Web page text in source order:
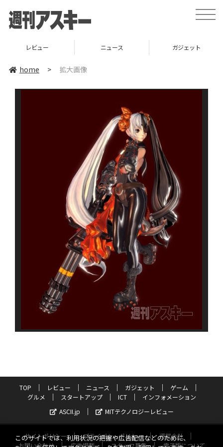
toggle
レビュー ニュース ガジェット
home > 拡大画像
TOP レビュー ニュース ガジェット
ゲーム
グルメ
スタートアップ ICT
インフォメーション
ASCII.jp
MITテクノロジーレビュー
サイトポリシー プライバシーポリシー
運営会社
お問い合わせ
広告掲載 スタッフ募集 電子版について
このサイトでは、利用状況の把握や広告配信などのために、